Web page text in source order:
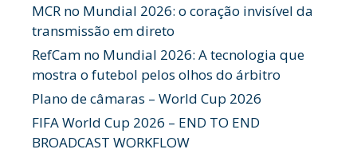
MCR no Mundial 2026: o coração invisível da
transmissão em direto
RefCam no Mundial 2026: A tecnologia que
mostra o futebol pelos olhos do árbitro
Plano de câmaras – World Cup 2026
FIFA World Cup 2026 – END TO END
BROADCAST WORKFLOW